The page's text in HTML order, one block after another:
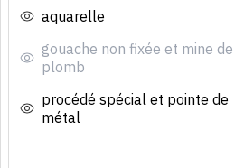
aquarelle
gouache non fixée et mine de
plomb
procédé spécial et pointe de
métal